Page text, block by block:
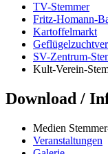
TV-Stemmer
Fritz-Homann-
Kartoffelmarkt
SV-Zentrum-
Kult-Verein-
Download /
Medien
Veranstaltungen